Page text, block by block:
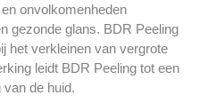
onvolkomenheden
gezonde glans. BDR Peeling
het verkleinen van vergrote
leidt BDR Peeling tot een
van de huid.